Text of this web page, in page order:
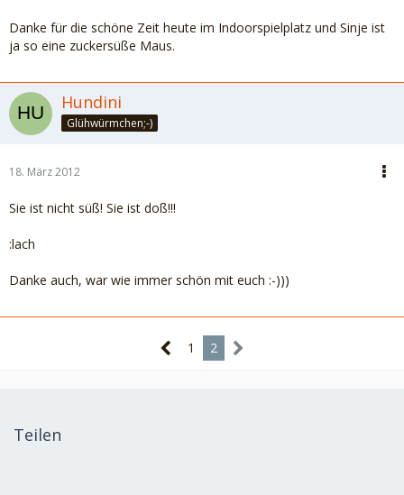
Danke für die schöne Zeit heute im Indoorspielplatz und Sinje ist
ja so eine zuckersüße Maus.
Hundini
Glühwürmchen;-)
18. März 2012
Sie ist nicht süß! Sie ist doß!!!
:lach
Danke auch, war wie immer schön mit euch :-)))
1 2
Teilen